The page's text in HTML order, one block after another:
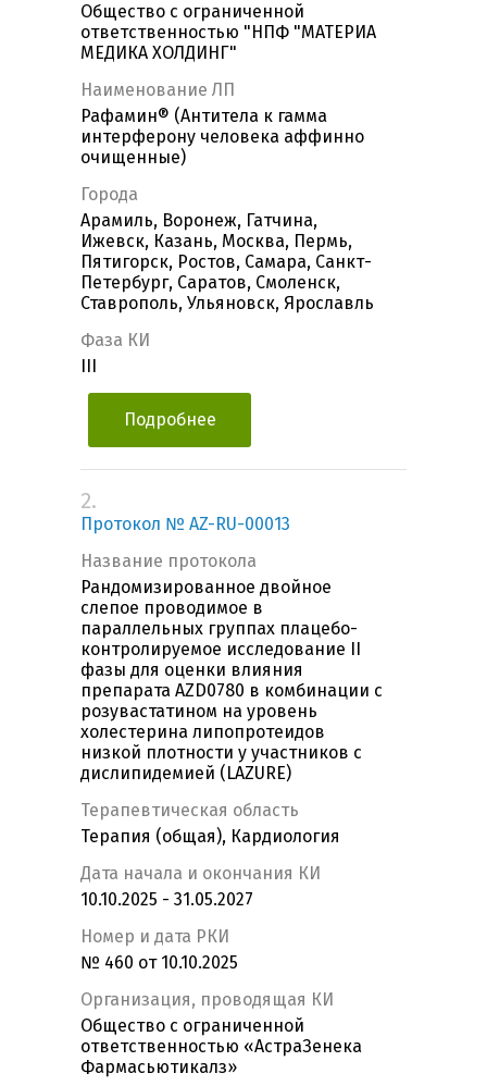
Общество с ограниченной
ответственностью "НПФ "МАТЕРИА
МЕДИКА ХОЛДИНГ"
Наименование ЛП
Рафамин® (Антитела к гамма
интерферону человека аффинно
очищенные)
Города
Арамиль, Воронеж, Гатчина,
Ижевск, Казань, Москва, Пермь,
Пятигорск, Ростов, Самара, Санкт-
Петербург, Саратов, Смоленск,
Ставрополь, Ульяновск, Ярославль
Фаза КИ
Подробнее
2.
Протокол № AZ-RU-00013
Название протокола
Рандомизированное двойное
слепое проводимое в
параллельных группах плацебо-
контролируемое исследование II
фазы для оценки влияния
препарата AZD0780 в комбинации с
розувастатином на уровень
холестерина липопротеидов
низкой плотности у участников с
дислипидемией (LAZURE)
Терапевтическая область
Терапия (общая), Кардиология
Дата начала и окончания КИ
10.10.2025 - 31.05.2027
Номер и дата РКИ
№ 460 от 10.10.2025
Организация, проводящая КИ
Общество с ограниченной
ответственностью «АстраЗенека
Фармасьютикалз»